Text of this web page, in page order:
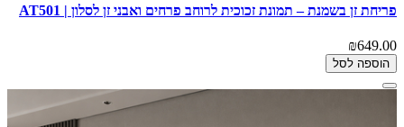
פריחת זן בשמנת – תמונת זכוכית לרוחב פרחים ואבני זן לסלון | AT501
₪649.00
הוספה לסל